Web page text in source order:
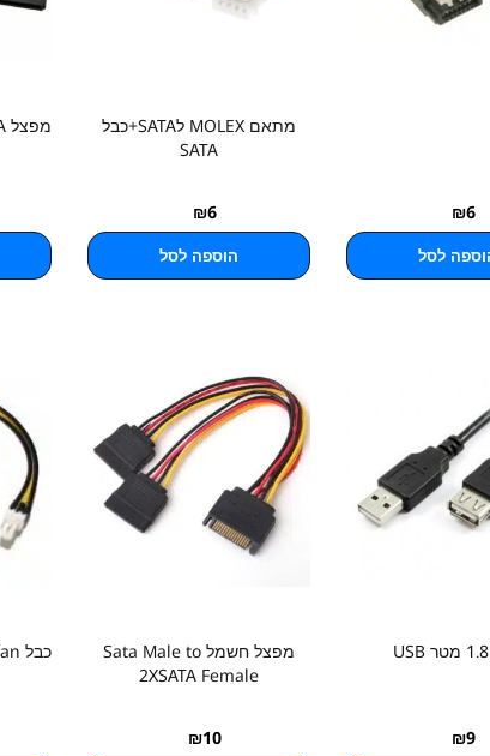
₪6
לסל
מתאם MOLEX לSATA+כבל
SATA
₪6
הוספה לסל
מפצל Molex to SATA
₪9
מפצל חשמל Sata Male to
2XSATA Female
₪10
כבל Molex male to 3pin fan